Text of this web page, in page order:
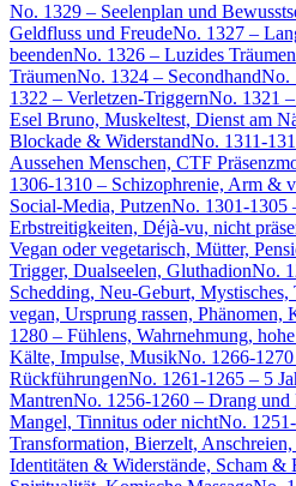
No. 1329 – Seelenplan und
Geldfluss und FreudeNo. 1327 –
beendenNo. 1326 – Luzides Träumen
TräumenNo. 1324 – SecondhandNo.
1322 – Verletzen-TriggernNo. 1321
Esel Bruno, Muskeltest, Dienst am
Blockade & WiderstandNo. 1311-
Aussehen Menschen, CTF
1306-1310 – Schizophrenie, Arm &
Social-Media, PutzenNo. 1301-1305
Erbstreitigkeiten, Déjà-vu, nicht
Vegan oder vegetarisch, Mütter,
Trigger, Dualseelen, GluthadionNo.
Schedding, Neu-Geburt, Mystisches,
vegan, Ursprung rassen, Phänomen,
1280 – Fühlens, Wahrnehmung,
Kälte, Impulse, MusikNo. 1266-
RückführungenNo. 1261-1265 – 5
MantrenNo. 1256-1260 – Drang
Mangel, Tinnitus oder nichtNo.
Transformation, Bierzelt, Anschreien,
Identitäten & Widerstände, Scham &